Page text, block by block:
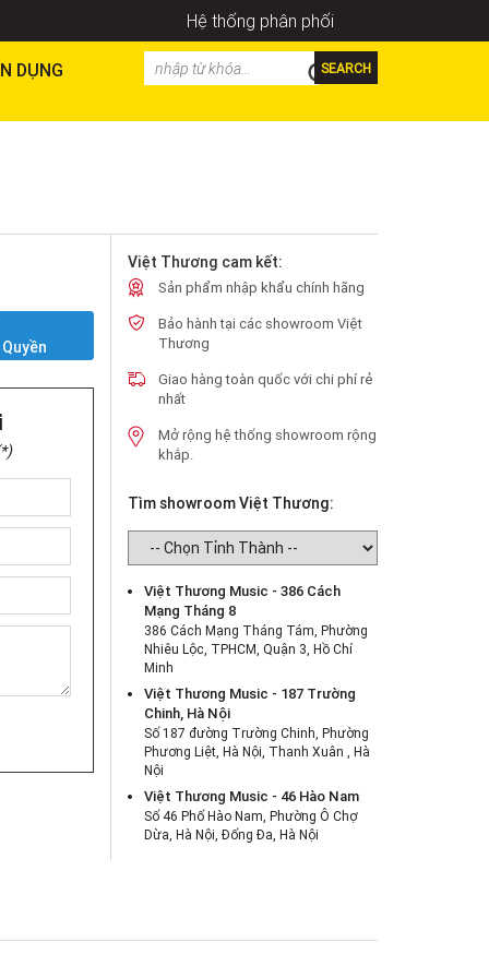
Hệ thống phân phối
DỤNG SEARCH
Việt Thương cam kết:
Sản phẩm nhập khẩu chính hãng
Bảo hành tại các showroom Việt
Thương
Giao hàng toàn quốc với chi phí rẻ
nhất
Mở rộng hệ thống showroom rộng
khắp.
Tìm showroom Việt Thương:
Việt Thương Music - 386 Cách
Mạng Tháng 8
386 Cách Mạng Tháng Tám, Phường
Nhiêu Lộc, TPHCM, Quận 3, Hồ Chí
Minh
Việt Thương Music - 187 Trường
Chinh, Hà Nội
Số 187 đường Trường Chinh, Phường
Phương Liệt, Hà Nội, Thanh Xuân , Hà
Nội
Việt Thương Music - 46 Hào Nam
Số 46 Phố Hào Nam, Phường Ô Chợ
Dừa, Hà Nội, Đống Đa, Hà Nội
Chí Minh